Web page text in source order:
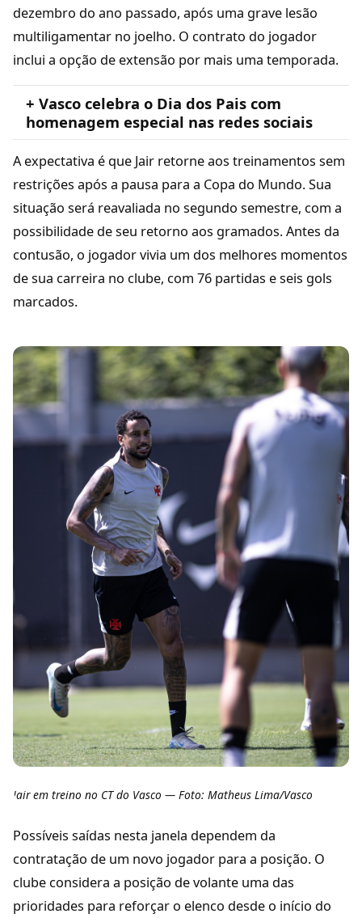
dezembro do ano passado, após uma grave lesão
multiligamentar no joelho. O contrato do jogador
inclui a opção de extensão por mais uma temporada.
+ Vasco celebra o Dia dos Pais com
homenagem especial nas redes sociais
A expectativa é que Jair retorne aos treinamentos sem
restrições após a pausa para a Copa do Mundo. Sua
situação será reavaliada no segundo semestre, com a
possibilidade de seu retorno aos gramados. Antes da
contusão, o jogador vivia um dos melhores momentos
de sua carreira no clube, com 76 partidas e seis gols
marcados.
Jair em treino no CT do Vasco — Foto: Matheus Lima/Vasco
Possíveis saídas nesta janela dependem da
contratação de um novo jogador para a posição. O
clube considera a posição de volante uma das
prioridades para reforçar o elenco desde o início do